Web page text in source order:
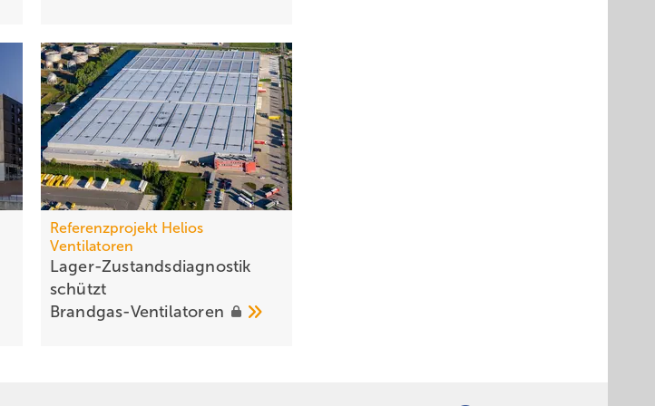
Referenzprojekt Helios
Ventilatoren
Lager-Zustandsdiagnostik
schützt
Brandgas-Ventilatoren